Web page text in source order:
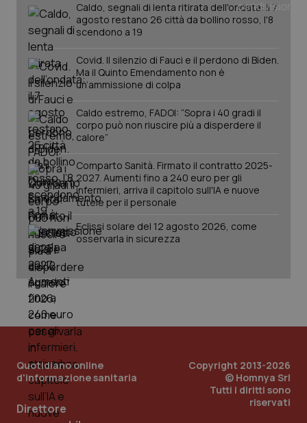
Caldo, segnali di lenta ritirata dell'ondata: il 7
agosto restano 26 città da bollino rosso, l'8
scendono a 19
Covid. Il silenzio di Fauci e il perdono di Biden.
Ma il Quinto Emendamento non è
un’ammissione di colpa
Caldo estremo, FADOI: “Sopra i 40 gradi il
corpo può non riuscire più a disperdere il
calore”
Comparto Sanità. Firmato il contratto 2025-
2027. Aumenti fino a 240 euro per gli
infermieri, arriva il capitolo sull'IA e nuove
tutele per il personale
Eclissi solare del 12 agosto 2026, come
osservarla in sicurezza
Quotidiano online
d'informazione sanitaria
Direttore
Copyright 2013-2026
© Homnya Srl
Tutti i diritti sono
riservati
tracking-sites-ironfish-
tracking-enable
www.quotidianosanita.it
tracking-sites-ironfish-
session-id
_ga
.quotidianosanita.it